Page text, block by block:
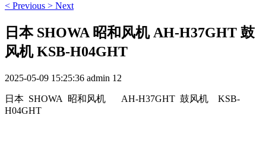
< Previous > Next
日本 SHOWA 昭和风机 AH-H37GHT 鼓
风机 KSB-H04GHT
2025-05-09 15:25:36 admin 12
日本 SHOWA 昭和风机
AH-H37GHT 鼓风机 KSB-
H04GHT